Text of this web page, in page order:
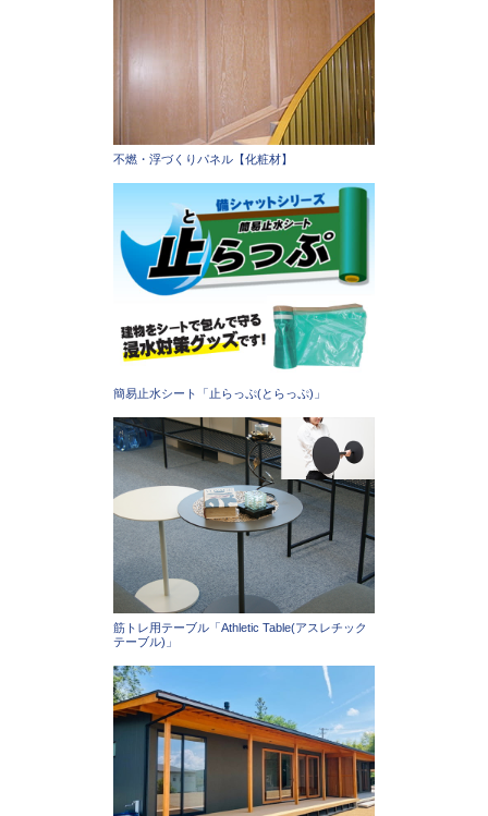
不燃・浮づくりパネル【化粧材】
簡易止水シート「止らっぷ(とらっぷ)」
筋トレ用テーブル「Athletic Table(アスレチック
テーブル)」